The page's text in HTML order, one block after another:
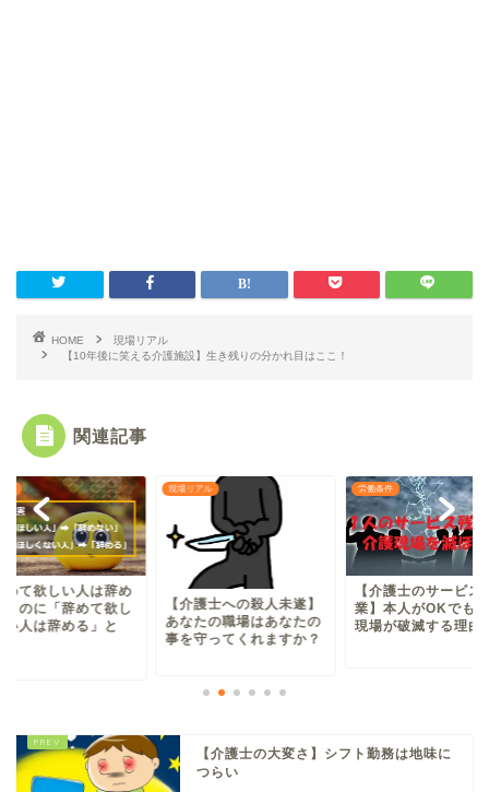
HOME
現場リアル
【10年後に笑える介護施設】生き残りの分かれ目はここ！
関連記事
めて欲しい人は辞め
」のに「辞めて欲し
い人は辞める」と
現場リアル
【介護士への殺人未遂】
あなたの職場はあなたの
事を守ってくれますか？
労働条件
【介護士のサービス
業】本人がOKでも
現場が破滅する理由
【介護士の大変さ】シフト勤務は地味に
つらい